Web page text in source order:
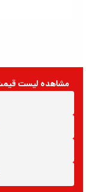
ترکیب شیمیایی ورق استیل
مشاهده لیست